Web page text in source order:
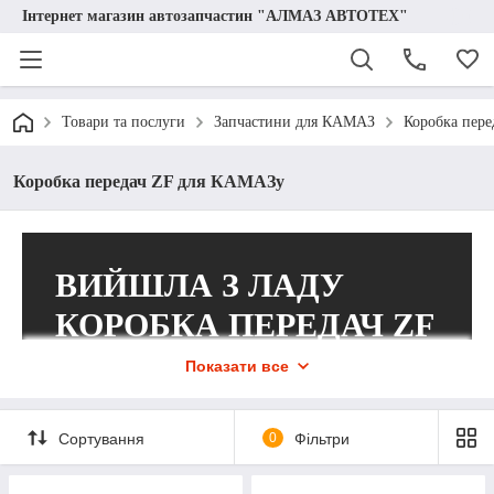
Інтернет магазин автозапчастин "АЛМАЗ АВТОТЕХ"
Товари та послуги Запчастини для КАМАЗ Коробка
Коробка передач ZF для КАМАЗу
ВИЙШЛА З ЛАДУ
КОРОБКА ПЕРЕДАЧ ZF
КАМАЗ?
Замовте якісні запчастини для ремонту
в інтернет-магазині «Алмаз Автотех»!
Показати все
Сортування 0 Фільтри